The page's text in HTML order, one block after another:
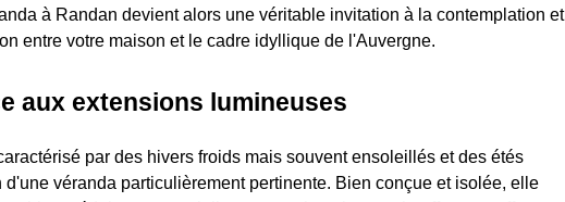
à Randan devient alors une véritable invitation à la contemplation et
entre votre maison et le cadre idyllique de l'Auvergne.
aux extensions lumineuses
par des hivers froids mais souvent ensoleillés et des étés
véranda particulièrement pertinente. Bien conçue et isolée, elle